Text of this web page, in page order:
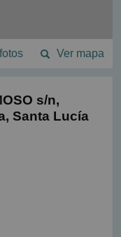
Ver mapa
s/n,
Santa Lucía